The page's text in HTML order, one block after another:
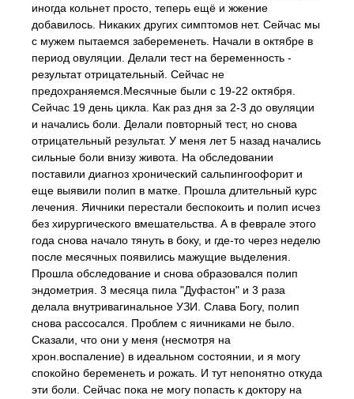
иногда кольнет просто, теперь ещё и жжение
добавилось. Никаких других симптомов нет. Сейчас мы
с мужем пытаемся забеременеть. Начали в октябре в
период овуляции. Делали тест на беременность -
результат отрицательный. Сейчас не
предохраняемся.Месячные были с 19-22 октября.
Сейчас 19 день цикла. Как раз дня за 2-3 до овуляции
и начались боли. Делали повторный тест, но снова
отрицательный результат. У меня лет 5 назад начались
сильные боли внизу живота. На обследовании
поставили диагноз хронический сальпингоофорит и
еще выявили полип в матке. Прошла длительный курс
лечения. Яичники перестали беспокоить и полип исчез
без хирургического вмешательства. А в феврале этого
года снова начало тянуть в боку, и где-то через неделю
после месячных появились мажущие выделения.
Прошла обследование и снова образовался полип
эндометрия. 3 месяца пила "Дуфастон" и 3 раза
делала внутривагинальное УЗИ. Слава Богу, полип
снова рассосался. Проблем с яичниками не было.
Сказали, что они у меня (несмотря на
хрон.воспаление) в идеальном состоянии, и я могу
спокойно беременеть и рожать. И тут непонятно откуда
эти боли. Сейчас пока не могу попасть к доктору на